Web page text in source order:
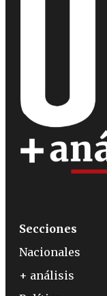
Secciones
Nacionales
+ análisis